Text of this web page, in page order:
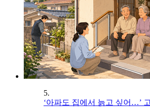
5.
‘아파도 집에서 늙고 싶어…’